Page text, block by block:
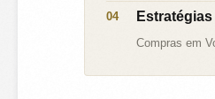
Compras em